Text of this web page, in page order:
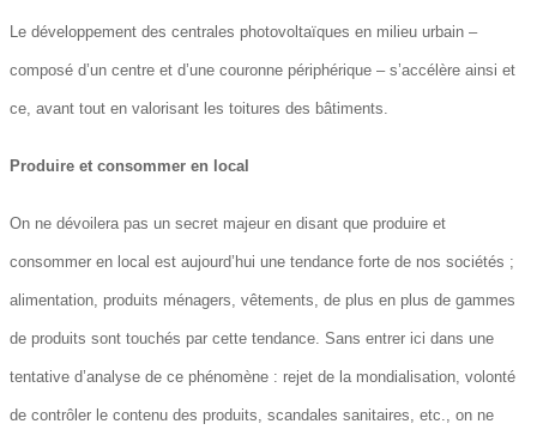
Le développement des centrales photovoltaïques en milieu urbain –
composé d’un centre et d’une couronne périphérique – s’accélère ainsi et
ce, avant tout en valorisant les toitures des bâtiments.
Produire et consommer en local
On ne dévoilera pas un secret majeur en disant que produire et
consommer en local est aujourd’hui une tendance forte de nos sociétés ;
alimentation, produits ménagers, vêtements, de plus en plus de gammes
de produits sont touchés par cette tendance. Sans entrer ici dans une
tentative d’analyse de ce phénomène : rejet de la mondialisation, volonté
de contrôler le contenu des produits, scandales sanitaires, etc., on ne